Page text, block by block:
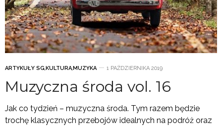
ARTYKUŁY SG,KULTURA,MUZYKA 1 PAŹDZIERNIKA 2019
Muzyczna środa vol. 16
Jak co tydzień – muzyczna środa. Tym razem będzie
trochę klasycznych przebojów idealnych na podróż oraz